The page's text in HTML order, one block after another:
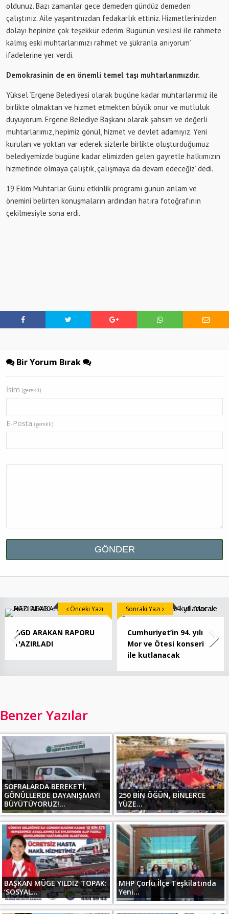
oldunuz. Bazı zamanlar gece demeden gündüz demeden
çalıştınız. Aile yaşantınızdan fedakarlık ettiniz. Hizmetlerinizden
dolayı hepinize çok teşekkür ederim. Bugünün vesilesi ile rahmete
kalmış eski muhtarlarımızı rahmet ve şükranla anıyorum’
ifadelerine yer verdi.
Demokrasinin de en önemli temel taşı muhtarlarımızdır.
Yüksel ‘Ergene Belediyesi olarak bugüne kadar muhtarlarımız ile
birlikte olmaktan ve hizmet etmekten büyük onur ve mutluluk
duyuyorum. Ergene Belediye Başkanı olarak şahsım ve değerli
muhtarlarımız, hepimiz gönül, hizmet ve devlet adamıyız. Yeni
kurulan ve yoktan var ederek sizlerle birlikte oluşturduğumuz
belediyemizde bugüne kadar elimizden gelen gayretle halkımızın
hizmetinde olmaya çalıştık, çalışmaya da devam edeceğiz’ dedi.
19 Ekim Muhtarlar Günü etkinlik programı günün anlam ve
önemini belirten konuşmaların ardından hatıra fotoğrafının
çekilmesiyle sona erdi.
Bir Yorum Bırak
İsim (gerekli)
E-Posta (gerekli)
AGD ARAKAN RAPORU
HAZIRLADI
Önceki Yazı
Cumhuriyet’in 94. yılı
Mor ve Ötesi konseri
ile kutlanacak
Sonraki Yazı
Benzer Yazılar
SOFRALARDA BEREKETİ,
GÖNÜLLERDE DAYANIŞMAYI
BÜYÜTÜYORUZ!...
250 BİN ÖĞÜN, BİNLERCE
YÜZE...
BAŞKAN MÜGE YILDIZ TOPAK:
‘SOSYAL...
MHP Çorlu İlçe Teşkilatında
Yeni...